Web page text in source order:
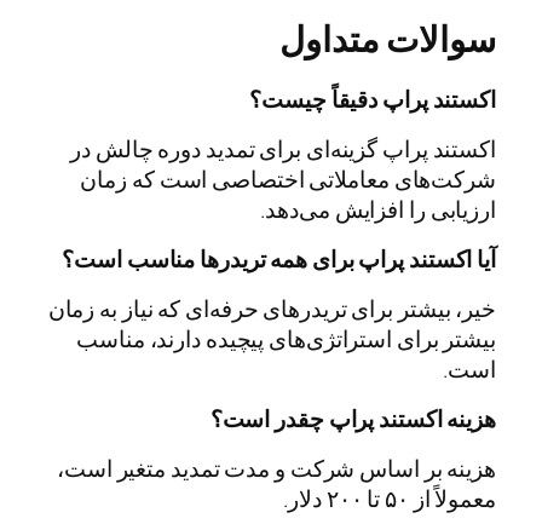
سوالات متداول
اکستند پراپ دقیقاً چیست؟
اکستند پراپ گزینه‌ای برای تمدید دوره چالش در
شرکت‌های معاملاتی اختصاصی است که زمان
ارزیابی را افزایش می‌دهد.
آیا اکستند پراپ برای همه تریدرها مناسب است؟
خیر، بیشتر برای تریدرهای حرفه‌ای که نیاز به زمان
بیشتر برای استراتژی‌های پیچیده دارند، مناسب
است.
هزینه اکستند پراپ چقدر است؟
هزینه بر اساس شرکت و مدت تمدید متغیر است،
معمولاً از ۵۰ تا ۲۰۰ دلار.